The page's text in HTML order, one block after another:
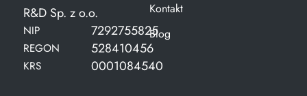
R&D Sp. z o.o.
NIP 7292755825
REGON 528410456
KRS 0001084540
Kontakt
Blog